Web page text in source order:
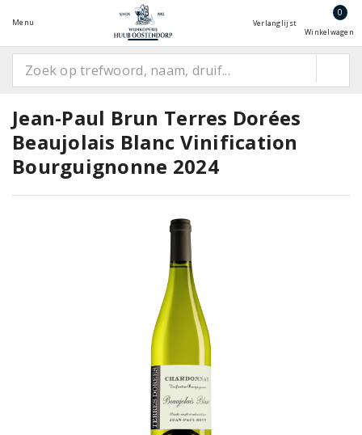
Menu Verlanglijst
0
Winkelwagen
Jean-Paul Brun Terres Dorées
Beaujolais Blanc Vinification
Bourguignonne 2024